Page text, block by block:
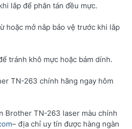
lắp để phân tán đều mực.
hoặc mở nắp bảo vệ trước khi lắp
tránh khô mực hoặc bám dính.
TN-263 chính hãng ngay hôm
Brother TN-263 laser màu chính
– địa chỉ uy tín được hàng ngàn